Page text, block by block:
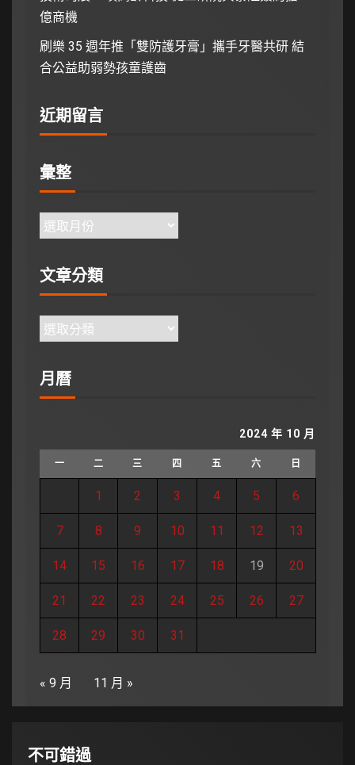
億商機
刷樂 35 週年推「雙防護牙膏」攜手牙醫共研 結
合公益助弱勢孩童護齒
近期留言
彙整
文章分類
月曆
2024 年 10 月
一 二 三 四 五 六 日
1 2 3 4 5 6
7 8 9 10 11 12 13
14 15 16 17 18 19 20
21 22 23 24 25 26 27
28 29 30 31
« 9 月 11 月 »
不可錯過